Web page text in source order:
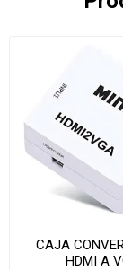
CAJA
HDMI A